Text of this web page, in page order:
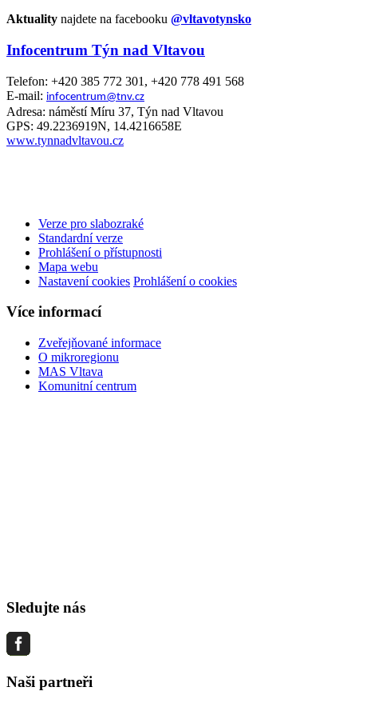
Aktuality najdete na facebooku @vltavotynsko
Infocentrum Týn nad Vltavou
Telefon: +420 385 772 301, +420 778 491 568
E-mail: infocentrum@tnv.cz
Adresa: náměstí Míru 37, Týn nad Vltavou
GPS: 49.2236919N, 14.4216658E
www.tynnadvltavou.cz
Verze pro slabozraké
Standardní verze
Prohlášení o přístupnosti
Mapa webu
Nastavení cookies Prohlášení o cookies
Více informací
Zveřejňované informace
O mikroregionu
MAS Vltava
Komunitní centrum
Sledujte nás
Naši partneři